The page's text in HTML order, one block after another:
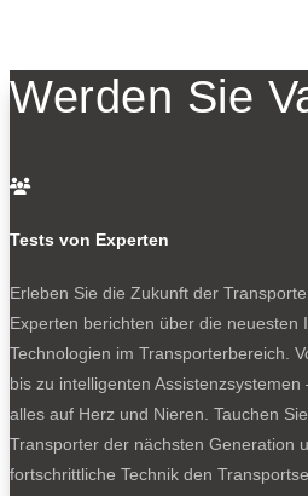
Werden Sie

Tests von Experten
Erleben Sie die Zukunft der
Experten berichten über die neuesten
Technologien im Transporterbereich.
bis zu intelligenten
alles auf Herz und Nieren. Tauchen
Transporter der nächsten Generation
fortschrittliche Technik den